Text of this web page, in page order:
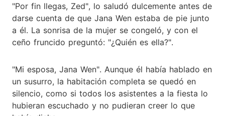
"Por fin llegas, Zed", lo saludó dulcemente antes de
darse cuenta de que Jana Wen estaba de pie junto
a él. La sonrisa de la mujer se congeló, y con el
ceño fruncido preguntó: "¿Quién es ella?".
"Mi esposa, Jana Wen". Aunque él había hablado en
un susurro, la habitación completa se quedó en
silencio, como si todos los asistentes a la fiesta lo
hubieran escuchado y no pudieran creer lo que